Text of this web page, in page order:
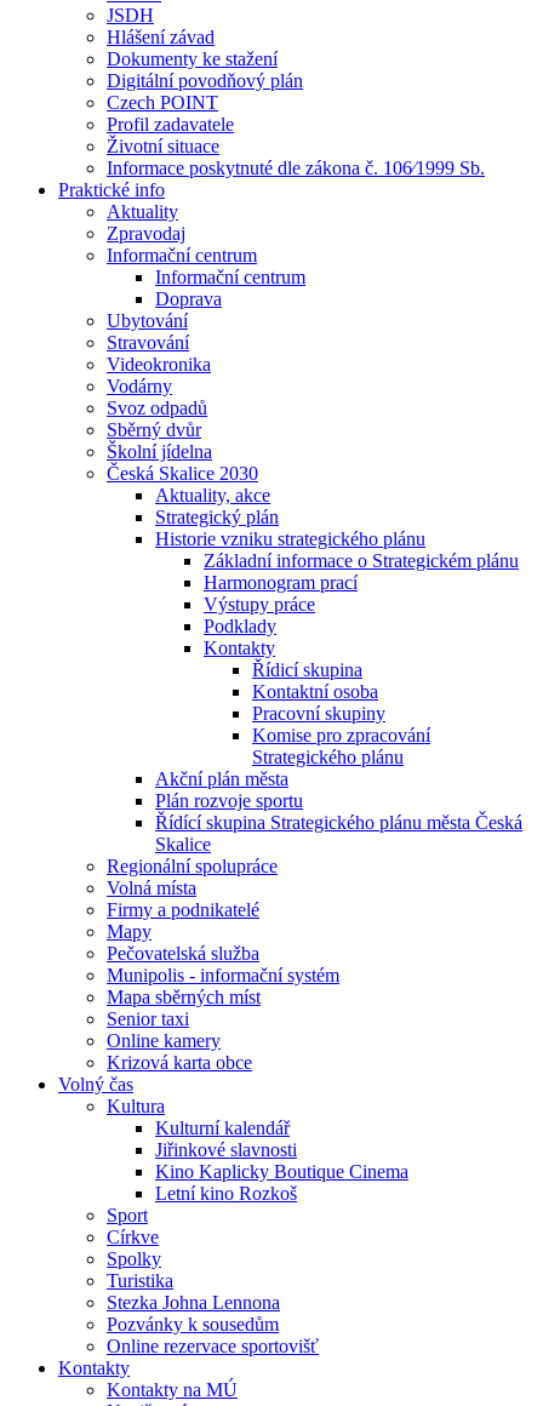
JSDH
Hlášení závad
Dokumenty ke stažení
Digitální povodňový plán
Czech POINT
Profil zadavatele
Životní situace
Informace poskytnuté dle zákona č. 106⁄1999 Sb.
Praktické info
Aktuality
Zpravodaj
Informační centrum
Informační centrum
Doprava
Ubytování
Stravování
Videokronika
Vodárny
Svoz odpadů
Sběrný dvůr
Školní jídelna
Česká Skalice 2030
Aktuality, akce
Strategický plán
Historie vzniku strategického plánu
Základní informace o Strategickém plánu
Harmonogram prací
Výstupy práce
Podklady
Kontakty
Řídicí skupina
Kontaktní osoba
Pracovní skupiny
Komise pro zpracování
Strategického plánu
Akční plán města
Plán rozvoje sportu
Řídící skupina Strategického plánu města Česká
Skalice
Regionální spolupráce
Volná místa
Firmy a podnikatelé
Mapy
Pečovatelská služba
Munipolis - informační systém
Mapa sběrných míst
Senior taxi
Online kamery
Krizová karta obce
Volný čas
Kultura
Kulturní kalendář
Jiřinkové slavnosti
Kino Kaplicky Boutique Cinema
Letní kino Rozkoš
Sport
Církve
Spolky
Turistika
Stezka Johna Lennona
Pozvánky k sousedům
Online rezervace sportovišť
Kontakty
Kontakty na MÚ